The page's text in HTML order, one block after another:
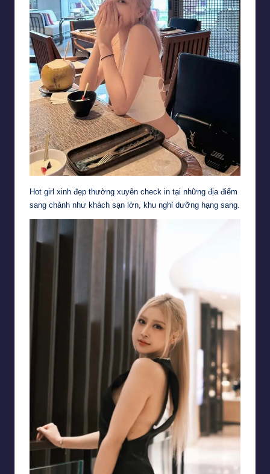
Hot girl xinh đẹp thường xuyên check in tại những địa điểm
sang chảnh như khách sạn lớn, khu nghỉ dưỡng hạng sang.